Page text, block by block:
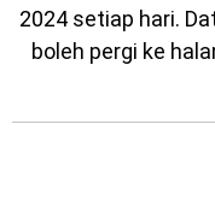
2024 setiap hari.
boleh pergi ke